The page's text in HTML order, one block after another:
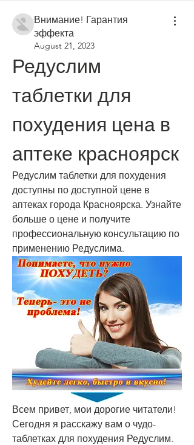
Внимание! Гарантия
эффекта
August 21, 2023
Редуслим
таблетки для
похудения цена в
аптеке красноярск
Редуслим таблетки для похудения
доступны по доступной цене в
аптеках города Красноярска. Узнайте
больше о цене и получите
профессиональную консультацию по
применению Редуслима.
Всем привет, мои дорогие читатели!
Сегодня я расскажу вам о чудо-
таблетках для похудения Редуслим.